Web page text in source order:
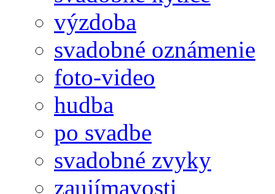
výzdoba
svadobné oznámenie
foto-video
hudba
po svadbe
svadobné zvyky
zaujímavosti